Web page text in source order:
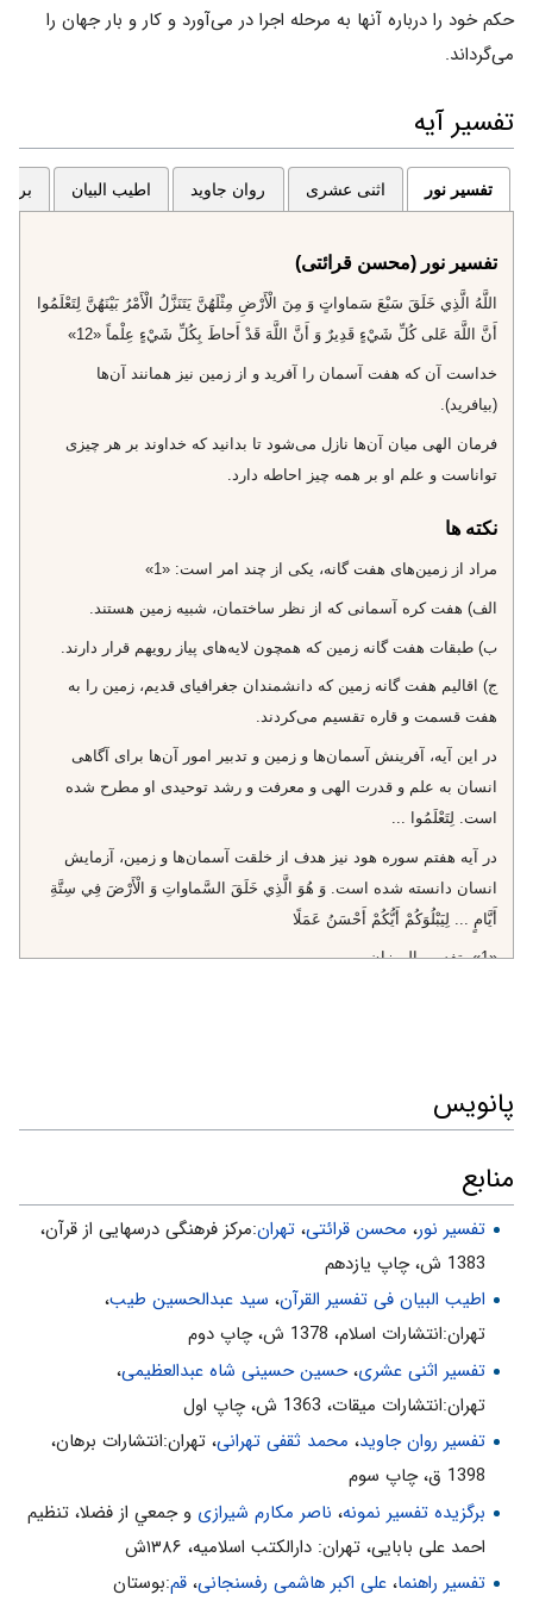
حکم خود را درباره آنها به مرحله اجرا در می‌آورد و کار و بار جهان را
می‌گرداند.
تفسیر آیه
تفسیر نور اثنی عشری روان جاوید اطیب البیان
تفسیر نور (محسن قرائتی)
اللَّهُ الَّذِي خَلَقَ سَبْعَ سَماواتٍ وَ مِنَ الْأَرْضِ مِثْلَهُنَّ يَتَنَزَّلُ الْأَمْرُ بَيْنَهُنَّ لِتَعْلَمُوا
أَنَّ اللَّهَ عَلى‌ كُلِّ شَيْ‌ءٍ قَدِيرٌ وَ أَنَّ اللَّهَ قَدْ أَحاطَ بِكُلِّ شَيْ‌ءٍ عِلْماً «12»
خداست آن كه هفت آسمان را آفريد و از زمين نيز همانند آن‌ها
(بيافريد).
فرمان الهى ميان آن‌ها نازل مى‌شود تا بدانيد كه خداوند بر هر چيزى
تواناست و علم او بر همه چيز احاطه دارد.
نکته ها
مراد از زمين‌هاى هفت گانه، يكى از چند امر است: «1»
الف) هفت كره آسمانى كه از نظر ساختمان، شبيه زمين هستند.
ب) طبقات هفت گانه زمين كه همچون لايه‌هاى پياز رويهم قرار دارند.
ج) اقاليم هفت گانه زمين كه دانشمندان جغرافياى قديم، زمين را به
هفت قسمت و قاره تقسيم مى‌كردند.
در اين آيه، آفرينش آسمان‌ها و زمين و تدبير امور آن‌ها براى آگاهى
انسان به علم و قدرت الهى و معرفت و رشد توحيدى او مطرح شده
است. لِتَعْلَمُوا ...
در آيه هفتم سوره هود نيز هدف از خلقت آسمان‌ها و زمين، آزمايش
انسان دانسته شده است. وَ هُوَ الَّذِي خَلَقَ السَّماواتِ وَ الْأَرْضَ فِي سِتَّةِ
أَيَّامٍ‌ ... لِيَبْلُوَكُمْ أَيُّكُمْ أَحْسَنُ عَمَلًا
«1». تفسير الميزان.
و آيه 56 سوره ذاريات، هدف از خلقت انسان را عبادت خدا مى‌داند. «وَ
ما خَلَقْتُ الْجِنَّ وَ الْإِنْسَ إِلَّا لِيَعْبُدُونِ»
از مجموع اين آيات مى‌توان چنين نتيجه گرفت كه هدف از خلقت هستى
و انسان، علم و عمل و عبادت و دريافت رحمت الهى است.
پیام ها
1- مطمئن باشيد كه خداوند به وعده‌هاى خود وفا مى‌كند، زيرا او چنان
قدرتى دارد كه هستى را آفريده است. «يُدْخِلْهُ جَنَّاتٍ‌، أَحْسَنَ اللَّهُ لَهُ رِزْقاً،
اللَّهُ الَّذِي خَلَقَ»
3- هم آفرينش هستى به دست خداست و هم تدبير امور آن. خَلَقَ‌ ...
يَتَنَزَّلُ الْأَمْرُ
4- امر الهى گاهى تشريعى است، «عَتَتْ عَنْ أَمْرِ رَبِّها» «1» و گاهى
تكوينى. «يَتَنَزَّلُ الْأَمْرُ بَيْنَهُنَّ»
5- هستى كلاس درس است. خَلَقَ‌ ... لِتَعْلَمُوا
پانویس
منابع
تفسیر نور، محسن قرائتی، تهران:مركز فرهنگى درسهايى از قرآن،
1383 ش، چاپ يازدهم
اطیب البیان فی تفسیر القرآن‌، سید عبدالحسین طیب،
تهران:انتشارات اسلام‌، 1378 ش‌، چاپ دوم‌
تفسیر اثنی عشری،حسین حسینی شاه عبدالعظیمی،
تهران:انتشارات ميقات، 1363 ش، چاپ اول
تفسیر روان جاوید، محمد ثقفی تهرانی، تهران:انتشارات برهان،
1398 ق، چاپ سوم
برگزیده تفسیر نمونه، ناصر مکارم شیرازی و جمعي از فضلا، تنظیم
احمد علی بابایی، تهران: دارالکتب اسلامیه، ۱۳۸۶ش
تفسیر راهنما، علی اکبر هاشمی رفسنجانی، قم:بوستان